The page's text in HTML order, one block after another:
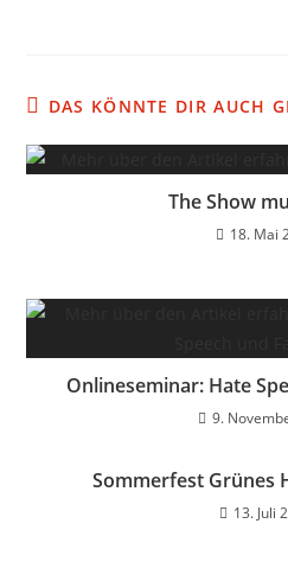
DAS KÖNNTE DIR AUCH
The Show
18. Mai
Onlineseminar: Hate
9.
Sommerfest Grünes
13. Juli